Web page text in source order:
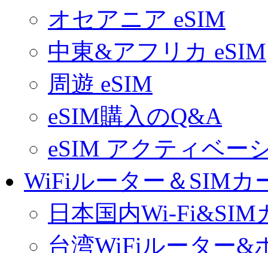
オセアニア eSIM
中東&アフリカ eSIM
周遊 eSIM
eSIM購入のQ&A
eSIM アクティベー
WiFiルーター＆SIMカ
日本国内Wi-Fi&SIM
台湾WiFiルーター&